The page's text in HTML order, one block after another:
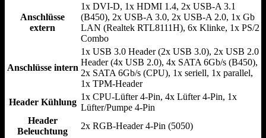
Anschlüsse
extern
1x DVI-D, 1x HDMI 1.4, 2x USB-A 3.1
(B450), 2x USB-A 3.0, 2x USB-A 2.0, 1x Gb
LAN (Realtek RTL8111H), 6x Klinke, 1x PS/​2
Combo
Anschlüsse intern
1x USB 3.0 Header (2x USB 3.0), 2x USB 2.0
Header (4x USB 2.0), 4x SATA 6Gb/s (B450),
2x SATA 6Gb/s (CPU), 1x seriell, 1x parallel,
1x TPM-Header
Header Kühlung
1x CPU-Lüfter 4-Pin, 4x Lüfter 4-Pin, 1x
Lüfter/​Pumpe 4-Pin
Header
Beleuchtung
2x RGB-Header 4-Pin (5050)